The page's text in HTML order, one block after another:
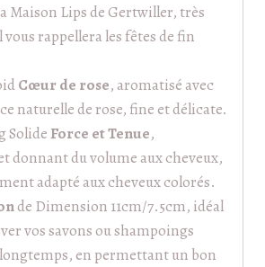
Maison Lips de Gertwiller, très
rappellera les fêtes de fin
Cœur de rose, aromatisé avec
naturelle de rose, fine et délicate.
SolideForce et Tenue,
donnant du volume aux cheveux,
adapté aux cheveux colorés.
de Dimension 11cm/7.5cm, idéal
vos savons ou shampoings
en permettant un bon